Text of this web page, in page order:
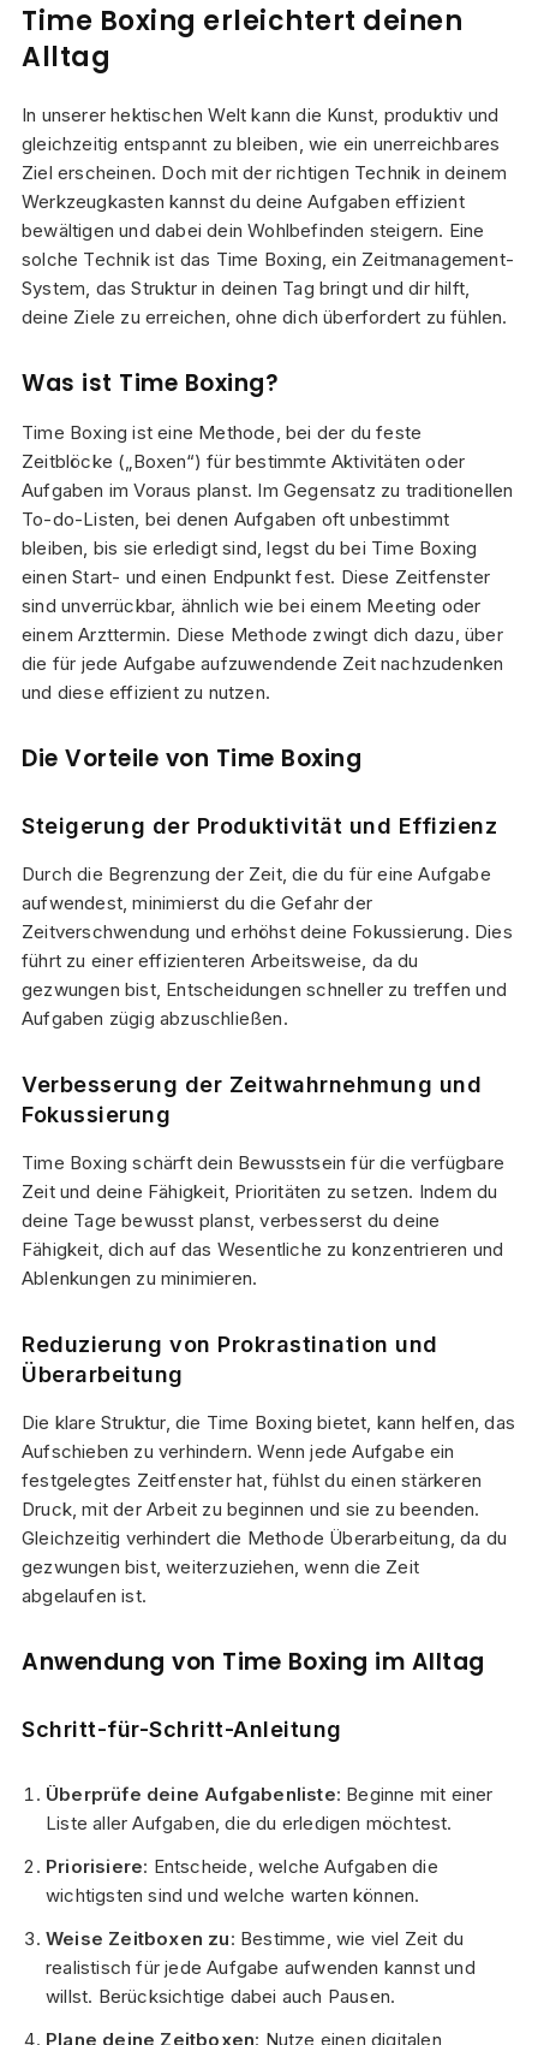
Time Boxing erleichtert deinen
Alltag
In unserer hektischen Welt kann die Kunst, produktiv und
gleichzeitig entspannt zu bleiben, wie ein unerreichbares
Ziel erscheinen. Doch mit der richtigen Technik in deinem
Werkzeugkasten kannst du deine Aufgaben effizient
bewältigen und dabei dein Wohlbefinden steigern. Eine
solche Technik ist das Time Boxing, ein Zeitmanagement-
System, das Struktur in deinen Tag bringt und dir hilft,
deine Ziele zu erreichen, ohne dich überfordert zu fühlen.
Was ist Time Boxing?
Time Boxing ist eine Methode, bei der du feste
Zeitblöcke („Boxen“) für bestimmte Aktivitäten oder
Aufgaben im Voraus planst. Im Gegensatz zu traditionellen
To-do-Listen, bei denen Aufgaben oft unbestimmt
bleiben, bis sie erledigt sind, legst du bei Time Boxing
einen Start- und einen Endpunkt fest. Diese Zeitfenster
sind unverrückbar, ähnlich wie bei einem Meeting oder
einem Arzttermin. Diese Methode zwingt dich dazu, über
die für jede Aufgabe aufzuwendende Zeit nachzudenken
und diese effizient zu nutzen.
Die Vorteile von Time Boxing
Steigerung der Produktivität und Effizienz
Durch die Begrenzung der Zeit, die du für eine Aufgabe
aufwendest, minimierst du die Gefahr der
Zeitverschwendung und erhöhst deine Fokussierung. Dies
führt zu einer effizienteren Arbeitsweise, da du
gezwungen bist, Entscheidungen schneller zu treffen und
Aufgaben zügig abzuschließen.
Verbesserung der Zeitwahrnehmung und
Fokussierung
Time Boxing schärft dein Bewusstsein für die verfügbare
Zeit und deine Fähigkeit, Prioritäten zu setzen. Indem du
deine Tage bewusst planst, verbesserst du deine
Fähigkeit, dich auf das Wesentliche zu konzentrieren und
Ablenkungen zu minimieren.
Reduzierung von Prokrastination und
Überarbeitung
Die klare Struktur, die Time Boxing bietet, kann helfen, das
Aufschieben zu verhindern. Wenn jede Aufgabe ein
festgelegtes Zeitfenster hat, fühlst du einen stärkeren
Druck, mit der Arbeit zu beginnen und sie zu beenden.
Gleichzeitig verhindert die Methode Überarbeitung, da du
gezwungen bist, weiterzuziehen, wenn die Zeit
abgelaufen ist.
Anwendung von Time Boxing im Alltag
Schritt-für-Schritt-Anleitung
Überprüfe deine Aufgabenliste: Beginne mit einer
Liste aller Aufgaben, die du erledigen möchtest.
Priorisiere: Entscheide, welche Aufgaben die
wichtigsten sind und welche warten können.
Weise Zeitboxen zu: Bestimme, wie viel Zeit du
realistisch für jede Aufgabe aufwenden kannst und
willst. Berücksichtige dabei auch Pausen.
Plane deine Zeitboxen: Nutze einen digitalen